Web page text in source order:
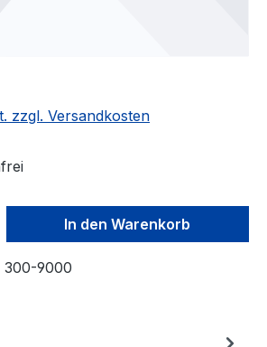
zzgl. Versandkosten
Gib den
In den Warenkorb
300-9000